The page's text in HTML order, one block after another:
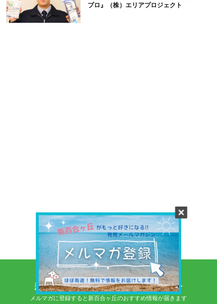
プロ』（株）エリアプロジェクト
新百合ヶ丘の情報をいち早くキャッチ
メルマガに登録すると新百合ヶ丘のおすすめ情報が届きます